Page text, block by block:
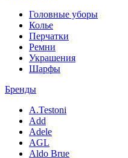
Головные уборы
Колье
Перчатки
Ремни
Украшения
Шарфы
Бренды
A.Testoni
Add
Adele
AGL
Aldo Brue